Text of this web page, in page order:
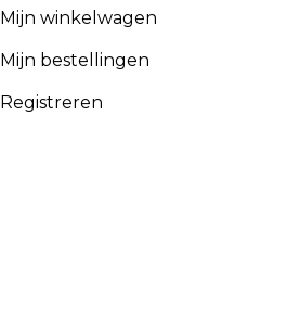
Mijn winkelwagen
Mijn bestellingen
Registreren